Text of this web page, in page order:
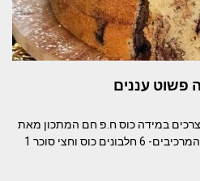
פשוט עננים
במידה כוס ח.פ חם המתכון מאת
כוס וחצי סוכר 1